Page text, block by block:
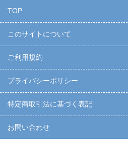
TOP
このサイトについて
ご利用規約
プライバシーポリシー
特定商取引法に基づく表記
お問い合わせ